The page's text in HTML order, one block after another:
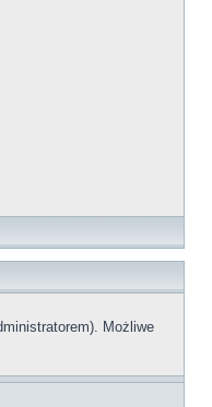
Możliwe